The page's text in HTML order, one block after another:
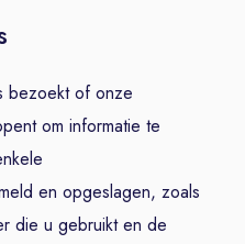
bezoekt of onze
om informatie te
en opgeslagen, zoals
die u gebruikt en de